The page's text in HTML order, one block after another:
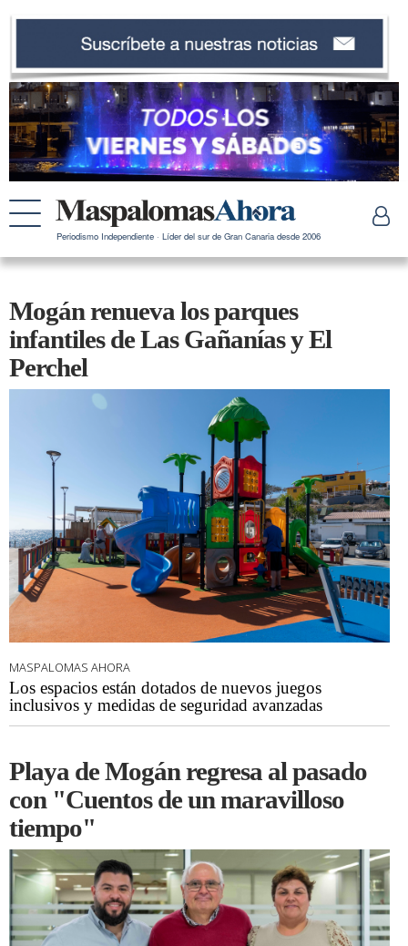
Periodismo Independiente · Líder del sur de Gran Canaria desde 2006
Mogán renueva los parques
infantiles de Las Gañanías y El
Perchel
MASPALOMAS AHORA
Los espacios están dotados de nuevos juegos
inclusivos y medidas de seguridad avanzadas
Playa de Mogán regresa al pasado
con "Cuentos de un maravilloso
tiempo"